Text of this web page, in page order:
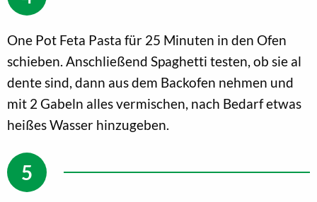
One Pot Feta Pasta für 25 Minuten in den Ofen
schieben. Anschließend Spaghetti testen, ob sie al
dente sind, dann aus dem Backofen nehmen und
mit 2 Gabeln alles vermischen, nach Bedarf etwas
heißes Wasser hinzugeben.